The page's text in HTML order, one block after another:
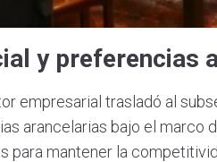
y preferencias
empresarial trasladó al
arancelarias bajo el marco
para mantener la